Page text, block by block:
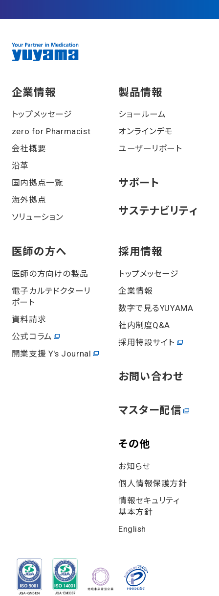
企業情報
トップメッセージ
zero for Pharmacist
会社概要
沿⾰
国内拠点一覧
海外拠点
ソリューション
製品情報
ショールーム
オンラインデモ
ユーザーリポート
サポート
サステナビリティ
医師の⽅へ
医師の方向けの製品
電⼦カルテドクターリ
ポート
資料請求
公式コラム
開業⽀援 Y's Journal
採⽤情報
トップメッセージ
企業情報
数字で見るYUYAMA
社内制度Q&A
採用特設サイト
お問い合わせ
マスター配信
その他
お知らせ
個⼈情報保護⽅針
情報セキュリティ
基本⽅針
English